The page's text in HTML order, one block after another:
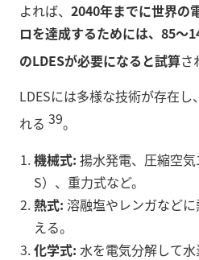
よれば、 2040年までに世界の
ロを達成するためには、85～
のLDESが必要になると試算さ
LDESには多様な技術が存在
れる 39。
機械式: 揚水発電、圧縮空
S）、重力式など。
熱式: 溶融塩やレンガなど
える。
化学式: 水を電気分解して水